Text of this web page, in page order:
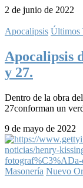
2 de junio de 2022
Apocalipsis Últimos
Apocalipsis
y 27.
Dentro de la obra
27conforman un
9 de mayo de 2022
Masonería Nuevo